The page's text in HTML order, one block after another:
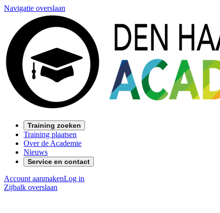
Navigatie overslaan
Training zoeken
Training plaatsen
Over de Academie
Nieuws
Service en contact
Account aanmakenLog in
Zijbalk overslaan